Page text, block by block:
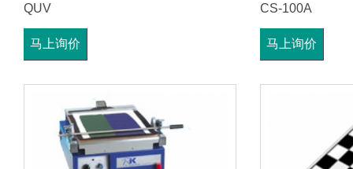
QUV
马上询价
CS-100A
马上询价